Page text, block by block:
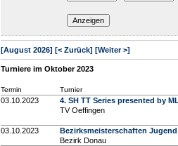
[August 2026] [< Zurück] [Weiter >]
Turniere im Oktober 2023
Termin Turnier
03.10.2023
4. SH TT Series presented by
TV Oeffingen
03.10.2023
Bezirksmeisterschaften Jugend
Bezirk Donau